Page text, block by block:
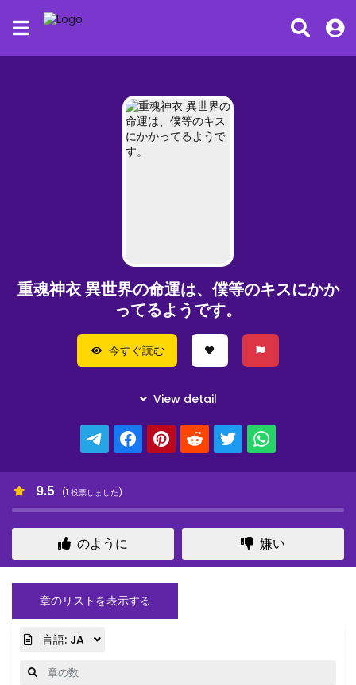
重魂神衣 異世界の命運は、僕等のキスにかか
ってるようです。
今すぐ読む
9.5 (1 投票しました)
のように 嫌い
章のリストを表示する
言語: JA